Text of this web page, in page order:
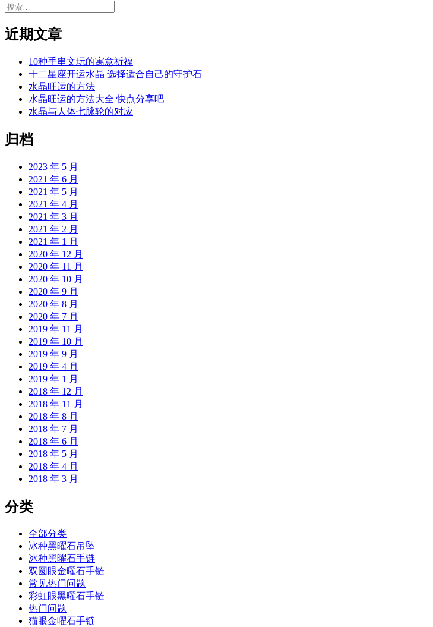
搜
近期文章
10种手串文玩的寓意祈福
十二星座开运水晶 选择适合自己的守护石
水晶旺运的方法
水晶旺运的方法大全 快点分享吧
水晶与人体七脉轮的对应
归档
2023 年 5 月
2021 年 6 月
2021 年 5 月
2021 年 4 月
2021 年 3 月
2021 年 2 月
2021 年 1 月
2020 年 12 月
2020 年 11 月
2020 年 10 月
2020 年 9 月
2020 年 8 月
2020 年 7 月
2019 年 11 月
2019 年 10 月
2019 年 9 月
2019 年 4 月
2019 年 1 月
2018 年 12 月
2018 年 11 月
2018 年 8 月
2018 年 7 月
2018 年 6 月
2018 年 5 月
2018 年 4 月
2018 年 3 月
分类
全部分类
冰种黑曜石吊坠
冰种黑曜石手链
双圆眼金曜石手链
常见热门问题
彩虹眼黑曜石手链
热门问题
猫眼金曜石手链